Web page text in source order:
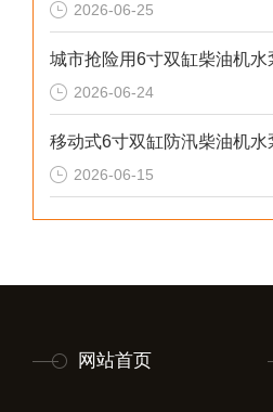
2026-06-25
2026-06-24
2026-06-15
网站首页